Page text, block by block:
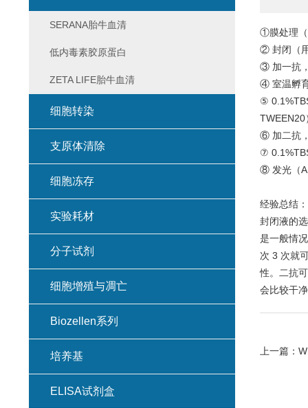
①膜处理（
② 封闭（
③ 加一抗
④ 室温孵
⑤
⑥ 加二抗
⑦
⑧ 发光（A
经验总结
封闭液的
是一般情
次 3 次就
性。二抗
会比较干
上一篇：
SERANA胎牛血清
低内毒素胶原蛋白
ZETA LIFE胎牛血清
细胞转染
支原体清除
细胞冻存
实验耗材
分子试剂
细胞增殖与凋亡
Biozellen系列
培养基
ELISA试剂盒